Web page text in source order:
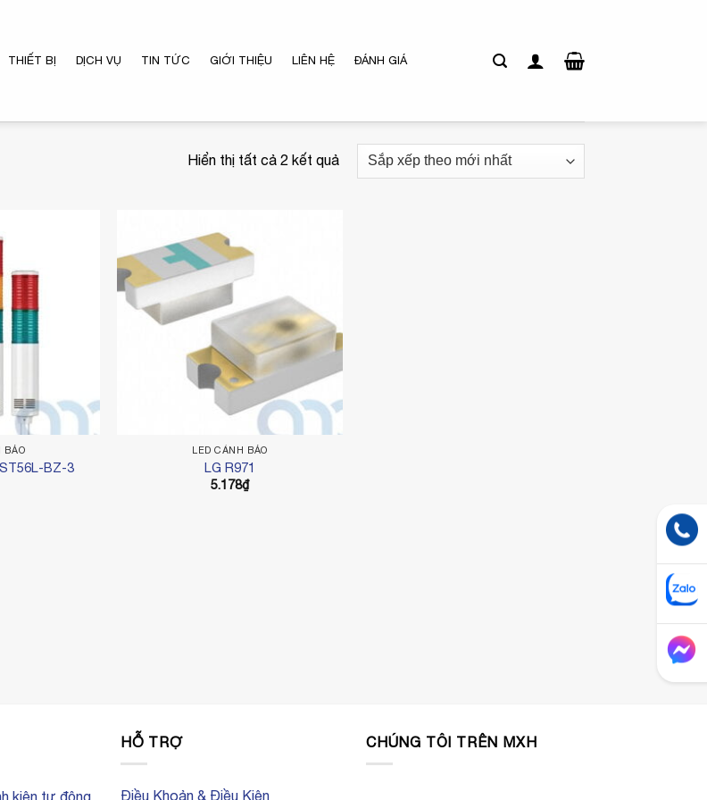
THIẾT BỊ DỊCH VỤ TIN TỨC GIỚI THIỆU LIÊN HỆ ĐÁNH GIÁ
Hiển thị tất cả 2 kết quảĐã
sắp
BÁO
BZ-3
LED CẢNH BÁO
LG R971
5.178₫
HỖ TRỢ
Điều Khoản & Điều Kiện
CHÚNG TÔI TRÊN MXH